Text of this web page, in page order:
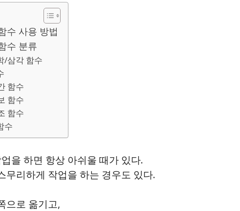
수 사용 방법
수 분류
/삼각 함수
함수
함수
함수
수
을 하면 항상 아쉬울 때가 있다.
무리하게 작업을 하는 경우도 있다.
으로 옮기고,